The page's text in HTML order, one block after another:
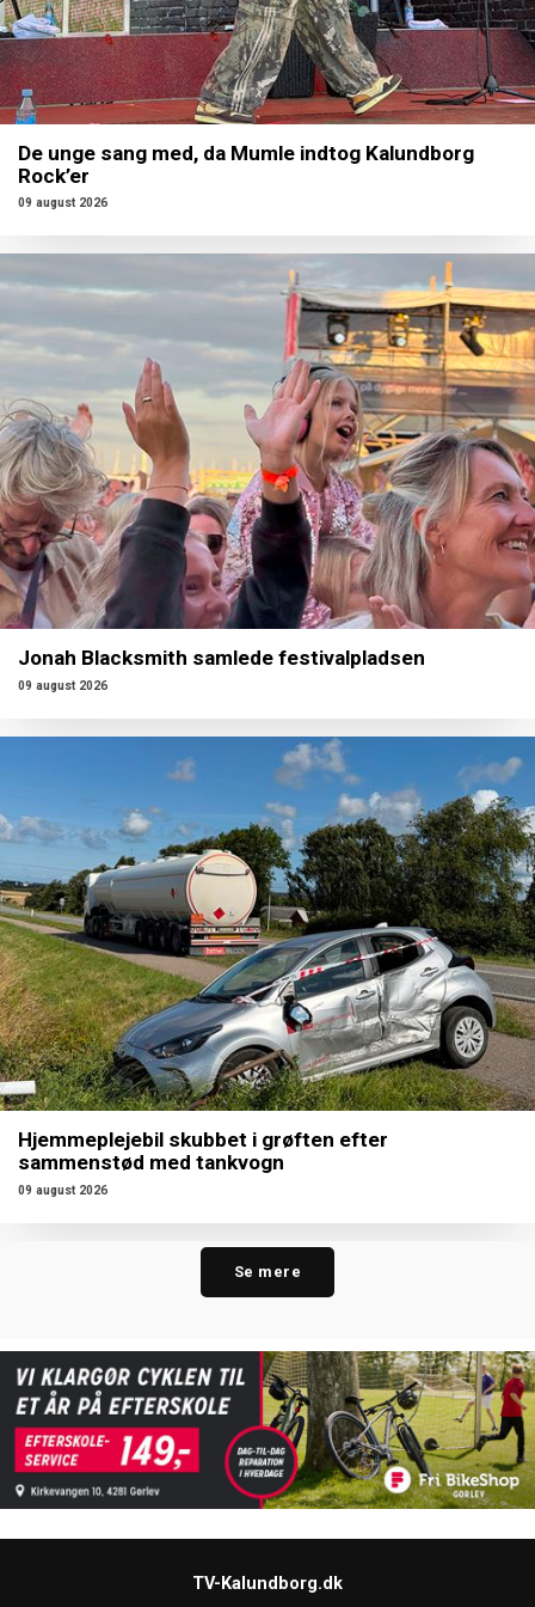
De unge sang med, da Mumle indtog Kalundborg
Rock’er
09 august 2026
Jonah Blacksmith samlede festivalpladsen
09 august 2026
Hjemmeplejebil skubbet i grøften efter
sammenstød med tankvogn
09 august 2026
Se mere
TV-Kalundborg.dk